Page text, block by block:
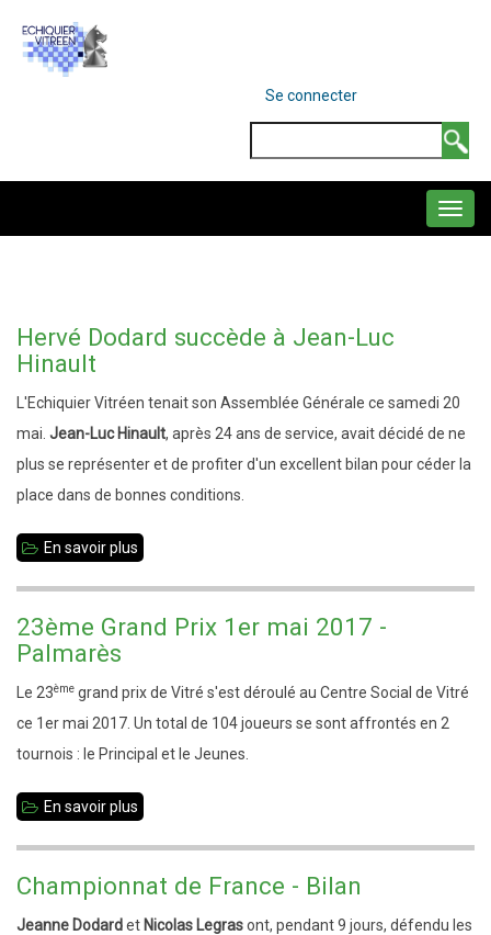
contenu
MENU
COMPTE
DE
Se connecter
Hervé Dodard succède à Jean-Luc
Hinault
L'Echiquier Vitréen tenait son Assemblée Générale ce samedi 20
mai. Jean-Luc Hinault, après 24 ans de service, avait décidé de ne
plus se représenter et de profiter d'un excellent bilan pour céder la
place dans de bonnes conditions.
En savoir plus
succède
Jean-
Luc
Hinault
23ème Grand Prix 1er mai 2017 -
Palmarès
Le 23ème grand prix de Vitré s'est déroulé au Centre Social de Vitré
ce 1er mai 2017. Un total de 104 joueurs se sont affrontés en 2
tournois : le Principal et le Jeunes.
En savoir plus
Prix
1er
Championnat de France - Bilan
Jeanne Dodardet Nicolas Legrasont, pendant 9 jours, défendu les